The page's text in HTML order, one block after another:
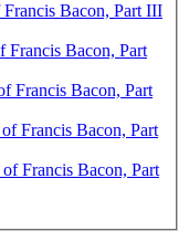
Bacon, Part III
Francis Bacon, Part
Francis Bacon, Part
Francis Bacon, Part
Francis Bacon, Part